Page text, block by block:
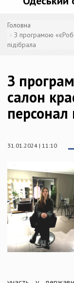
Головна
З програмою
підібрала
З
салон
персонал
31.01.2024 | 11:10